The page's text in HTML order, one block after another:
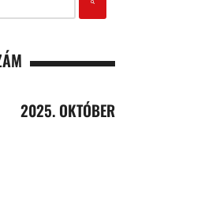
2025. OKTÓBER